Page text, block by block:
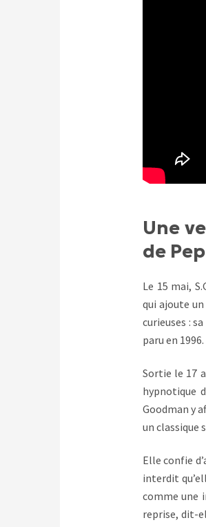
Une
de
Le 15 mai,
qui ajoute
curieuses :
paru en 1996.
Sortie le 17
hypnotique
Goodman y
un classique
Elle confie
interdit
comme une
reprise, dit-